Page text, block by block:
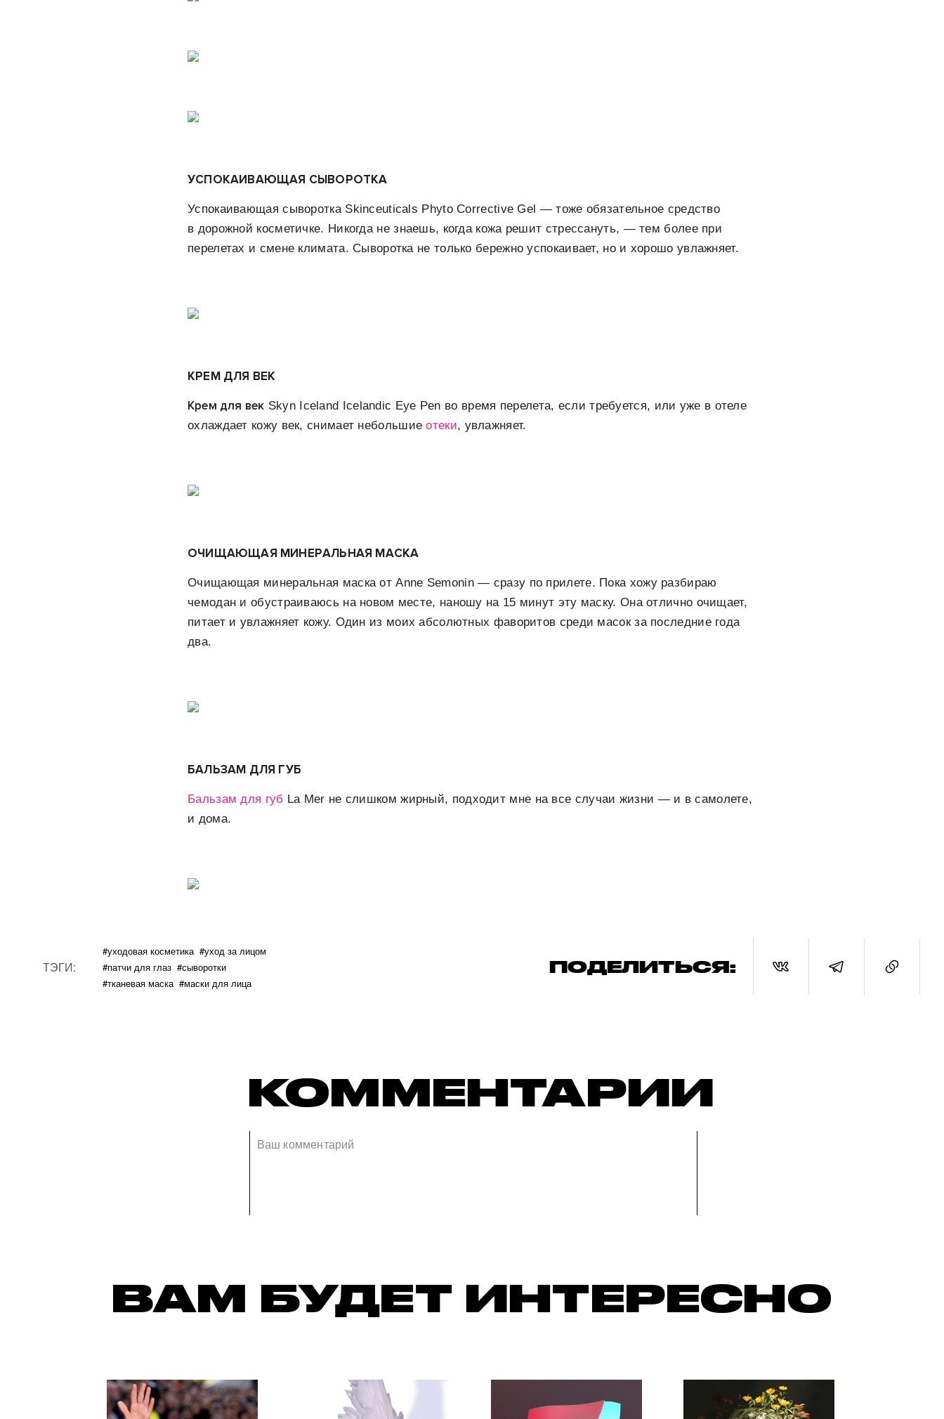
УСПОКАИВАЮЩАЯ СЫВОРОТКА
Успокаивающая сыворотка Skinceuticals Phyto Corrective Gel — тоже обязательное средство
в дорожной косметичке. Никогда не знаешь, когда кожа решит стрессануть, — тем более при
перелетах и смене климата. Сыворотка не только бережно успокаивает, но и хорошо увлажняет.
КРЕМ ДЛЯ ВЕК
Крем для век Skyn Iceland Icelandic Eye Pen во время перелета, если требуется, или уже в отеле
охлаждает кожу век, снимает небольшиеотеки, увлажняет.
ОЧИЩАЮЩАЯ МИНЕРАЛЬНАЯ МАСКА
Очищающая минеральная маска от Anne Semonin — сразу по прилете. Пока хожу разбираю
чемодан и обустраиваюсь на новом месте, наношу на 15 минут эту маску. Она отлично очищает,
питает и увлажняет кожу. Один из моих абсолютных фаворитов среди масок за последние года
два.
БАЛЬЗАМ ДЛЯ ГУБ
Бальзам для губ La Mer не слишком жирный, подходит мне на все случаи жизни — и в самолете,
и дома.
ТЭГИ:
#уходовая косметика #уход за лицом
#патчи для глаз #сыворотки
#тканевая маска #маски для лица
ПОДЕЛИТЬСЯ:
КОММЕНТАРИИ
ВАМ БУДЕТ ИНТЕРЕСНО